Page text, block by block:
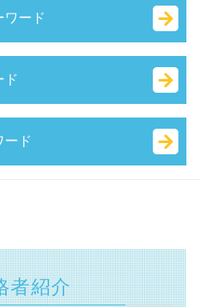
機関 一覧
申請
資金 とは
イミング
金 とは
とは
は
は
ワード
ド
ード
士
相談
者紹介